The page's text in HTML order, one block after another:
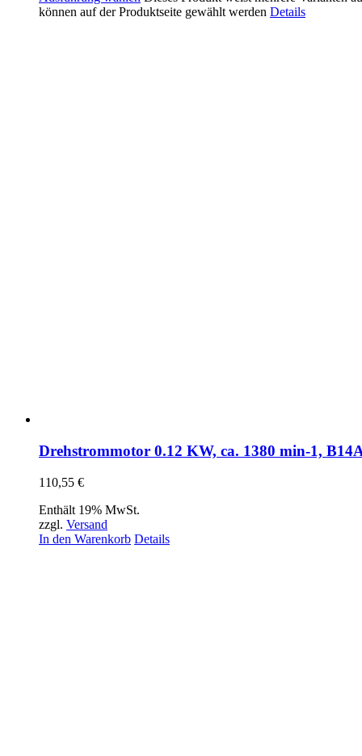
können auf der Produktseite gewählt werden Details
Drehstrommotor 0.12 KW, ca. 1380 min-1,
110,55 €
Enthält 19% MwSt.
zzgl. Versand
In den Warenkorb Details